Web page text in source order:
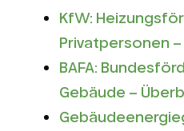
KfW:
Privatpersonen
BAFA:
Gebäude –